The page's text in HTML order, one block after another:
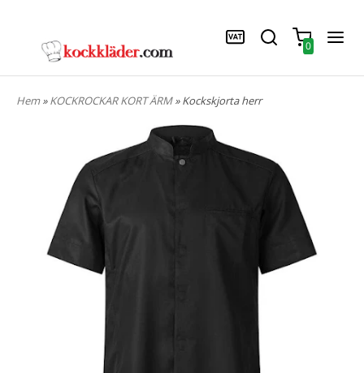
0
Hem»KOCKROCKAR KORT ÄRM» Kockskjorta herr